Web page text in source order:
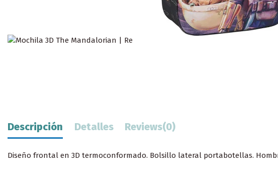
Descripción Detalles Reviews(0)
Diseño frontal en 3D termoconformado. Bolsillo lateral portabotellas.